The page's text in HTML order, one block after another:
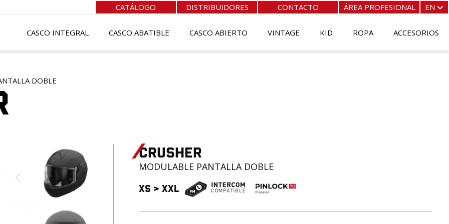
CATÁLOGO DISTRIBUIDORES CONTACTO ÁREA PROFESIONAL
EN
EN
CASCO INTEGRAL CASCO ABATIBLE CASCO ABIERTO VINTAGE KID ROPA ACCESORIOS
DOBLE
CRUSHER
MODULABLE PANTALLA DOBLE
XS >XXL